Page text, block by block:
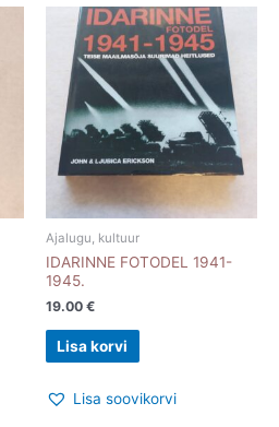
Ajalugu, kultuur
IDARINNE FOTODEL 1941-
1945.
19.00 €
Lisa korvi
Lisa soovikorvi